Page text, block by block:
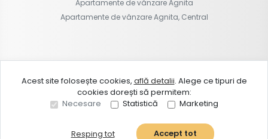
Apartamente de vânzare Agnita
Apartamente de vânzare Agnita, Central
Site creat în
Acest site folosește cookies, află detalii. Alege ce tipuri de
cookies dorești să permitem:
Necesare
Statistică Marketing
Resping tot Accept tot